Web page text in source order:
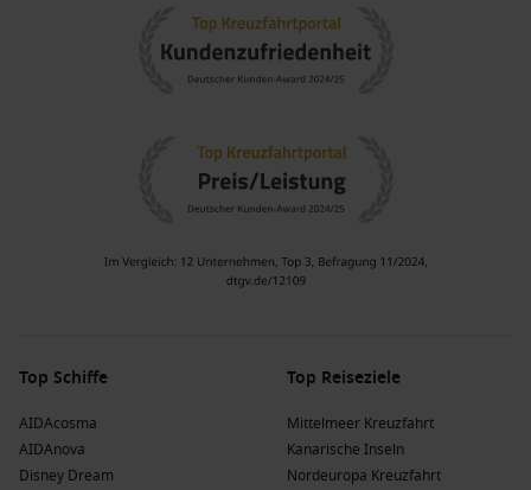
Top Schiffe
AIDAcosma
AIDAnova
Disney Dream
Top Reiseziele
Mittelmeer Kreuzfahrt
Kanarische Inseln
Nordeuropa Kreuzfahrt